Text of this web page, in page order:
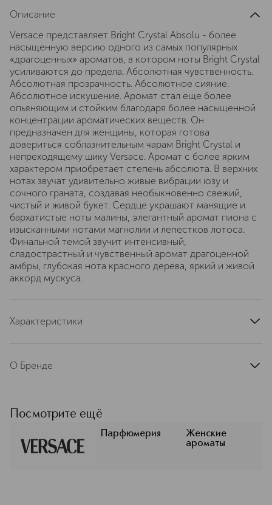
Описание
Versace представляет Bright Crystal Absolu - более
насыщенную версию одного из самых популярных
«драгоценных» ароматов, в котором ноты Bright Crystal
усиливаются до предела. Абсолютная чувственность.
Абсолютная прозрачность. Абсолютное сияние.
Абсолютное искушение. Аромат стал еще более
опьяняющим и стойким благодаря более насыщенной
концентрации ароматических веществ. Он
предназначен для женщины, которая готова
довериться соблазнительным чарам Bright Crystal и
непреходящему шику Versace. Аромат с более ярким
характером приобретает степень абсолюта. В верхних
нотах звучат удивительно живые вибрации юзу и
сочного граната, создавая необыкновенно свежий,
чистый и живой букет. Сердце украшают манящие и
бархатистые ноты малины, элегантный аромат пиона с
изысканными нотами магнолии и лепестков лотоса.
Финальной темой звучит интенсивный,
сладострастный и чувственный аромат драгоценной
амбры, глубокая нота красного дерева, яркий и живой
аккорд мускуса.
Характеристики
артикул
О Бренде
империя дизайна, ярких красок и
вечного триумфа красоты и
роскоши. Модный дом Versace
основан в 1978 г. великим кутюрье
Посмотрите ещё
Парфюмерия
Женские
ароматы